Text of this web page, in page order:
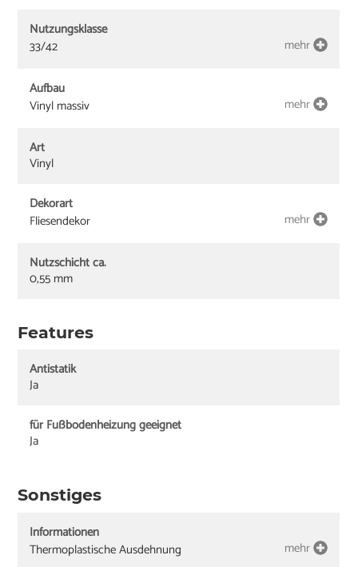
Nutzungsklasse
33/42
mehr
Aufbau
Vinyl massiv
mehr
Art
Vinyl
Dekorart
Fliesendekor
mehr
Nutzschicht ca.
0,55 mm
Features
Antistatik
Ja
für Fußbodenheizung geeignet
Ja
Sonstiges
Informationen
Thermoplastische Ausdehnung
mehr